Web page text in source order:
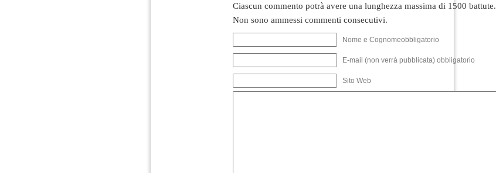
Ciascun commento potrà avere una lunghezza massima di 1500 battute.
Non sono ammessi commenti consecutivi.
Nome e Cognomeobbligatorio
E-mail (non verrà pubblicata) obbligatorio
Sito Web